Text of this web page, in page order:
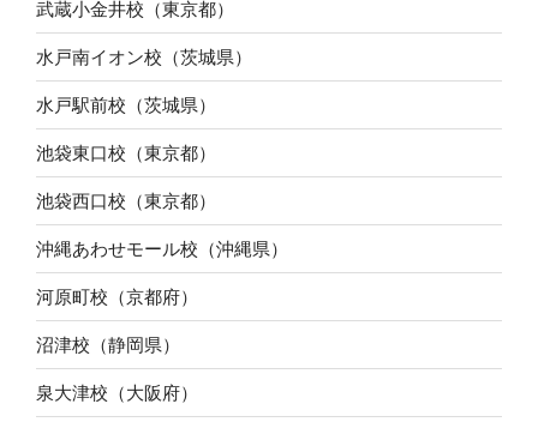
武蔵小金井校（東京都）
水戸南イオン校（茨城県）
水戸駅前校（茨城県）
池袋東口校（東京都）
池袋西口校（東京都）
沖縄あわせモール校（沖縄県）
河原町校（京都府）
沼津校（静岡県）
泉大津校（大阪府）